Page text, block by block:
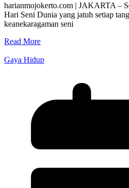
harianmojokerto.com | JAKARTA –
Hari Seni Dunia yang jatuh setiap
keanekaragaman seni
Read More
Gaya Hidup